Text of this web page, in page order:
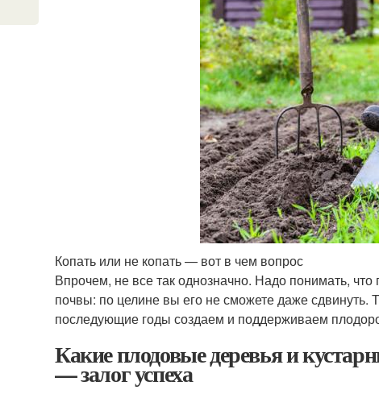
Копать или не копать — вот в чем вопрос
Впрочем, не все так однозначно. Надо понимать,
почвы: по целине вы его не сможете даже сдвинуть.
последующие годы создаем и поддерживаем
Какие плодовые деревья и
— залог успеха